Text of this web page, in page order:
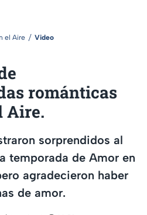
el Aire Video
románticas
Aire.
sorprendidos al
temporada de Amor en
agradecieron haber
de amor.